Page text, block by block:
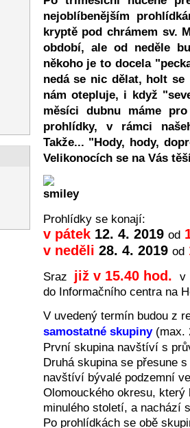
nejoblíbenějším
kryptě pod chrámem sv.
období, ale od neděle
někoho je to docela
nedá se nic dělat, holt se
nám otepluje, i když
měsíci dubnu máme
prohlídky, v rámci
Takže... "Hody, hody,
Velikonocích se na Vás
Prohlídky se konají:
v pátek 12. 4. 2019 od
v neděli 28. 4. 2019 od
Sraz již v 15.40 hod. v
do Informačního centra na
V uvedený termín budou z
samostatné skupiny(max.
První skupina navštíví s
Druhá skupina se přesune
navštíví bývalé podzemní
Olomouckého okresu,
minulého století, a nachází
Po prohlídkách se obě